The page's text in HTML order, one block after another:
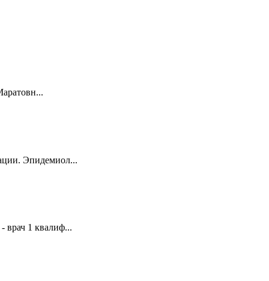
Эпидемиол...
врач 1 квалиф...